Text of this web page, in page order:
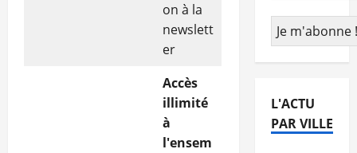
on à la
newslett
er
Accès
illimité
à
l'ensem
L'ACTU
PAR VILLE